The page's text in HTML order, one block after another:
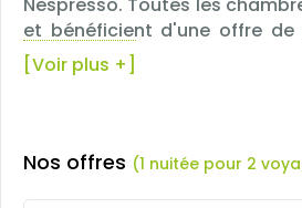
et bénéficient d'une offre de
Chambre pouvant
maximum de plus de 3 ans.
[Voir plus +]
Nos offres (1 nuitée pour 2